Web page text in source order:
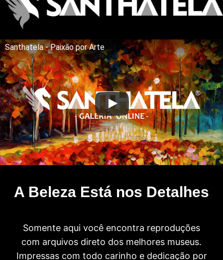
Santhatela - Paixão por Arte
A Beleza Está nos Detalhes
Somente aqui você encontra reproduções
com arquivos direto dos melhores museus.
Impressas com todo carinho e dedicação por